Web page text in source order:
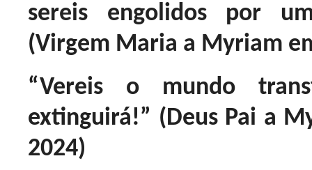
sereis engolidos por
(Virgem Maria a Myriam
“Vereis o mundo
extinguirá!” (Deus Pai a
2024)